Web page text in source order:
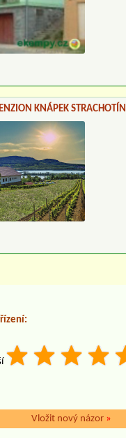
KNÁPEK STRACHOTÍN
Vložit nový názor »